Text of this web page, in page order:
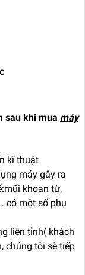
sau khi mua máy
kĩ thuật
máy gây ra
khoan từ,
có một số phụ
liên tỉnh( khách
chúng tôi sẽ tiếp